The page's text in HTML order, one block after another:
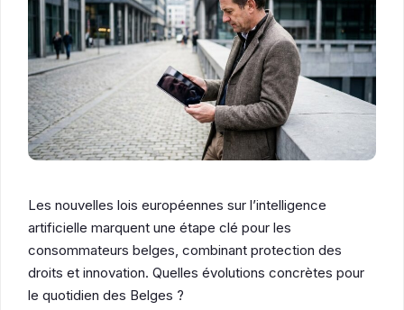
Les nouvelles lois européennes sur l’intelligence
artificielle marquent une étape clé pour les
consommateurs belges, combinant protection des
droits et innovation. Quelles évolutions concrètes pour
le quotidien des Belges ?